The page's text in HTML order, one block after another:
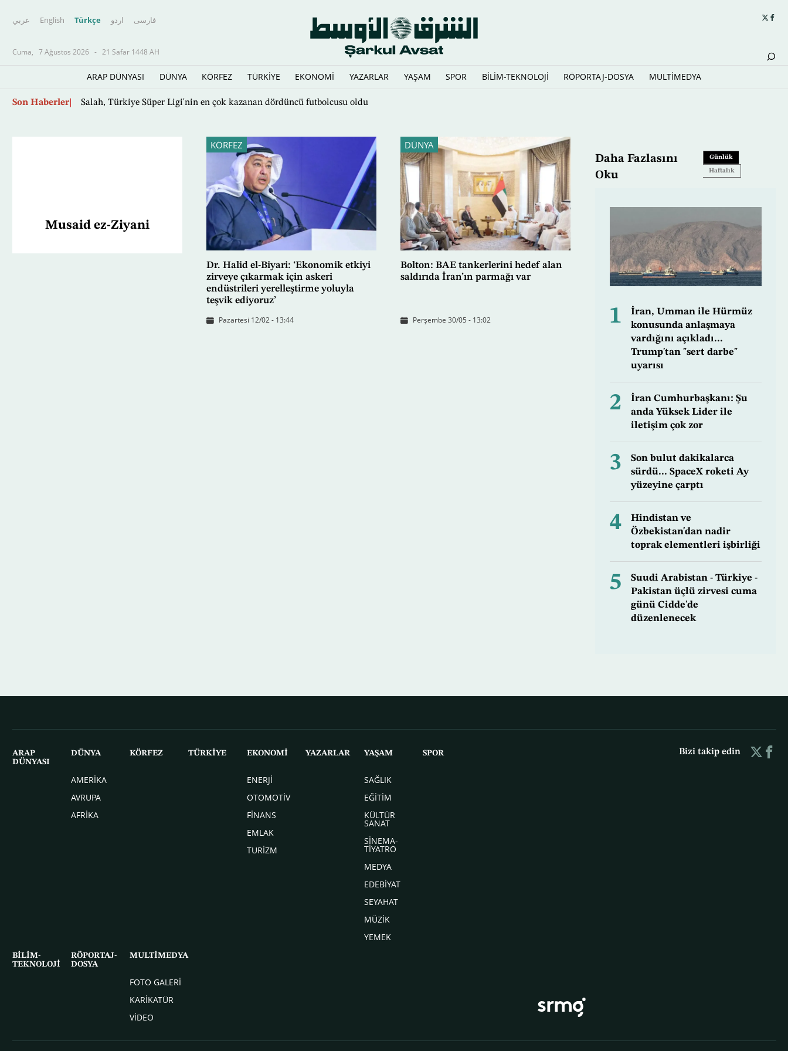
عربي English Türkçe اردو فارسى
Cuma, 7 Ağustos 2026 - 21 Safar 1448 AH
ARAP DÜNYASI DÜNYA KÖRFEZ TÜRKİYE EKONOMİ YAZARLAR YAŞAM SPOR BİLİM-TEKNOLOJİ RÖPORTAJ-DOSYA MULTİMEDYA
Ana
Son Haberler Salah, Türkiye Süper Ligi'nin en çok kazanan dördüncü futbolcusu oldu
Musaid ez-Ziyani
KÖRFEZ
Dr. Halid el-Biyari: ‘Ekonomik etkiyi
zirveye çıkarmak için askeri
endüstrileri yerelleştirme yoluyla
teşvik ediyoruz’
Pazartesi 12/02 - 13:44
DÜNYA
Bolton: BAE tankerlerini hedef alan
saldırıda İran’ın parmağı var
Perşembe 30/05 - 13:02
Daha Fazlasını
Oku
Günlük
Haftalık
1
İran, Umman ile Hürmüz
konusunda anlaşmaya
vardığını açıkladı...
Trump'tan "sert darbe"
uyarısı
2
İran Cumhurbaşkanı: Şu
anda Yüksek Lider ile
iletişim çok zor
3
Son bulut dakikalarca
sürdü... SpaceX roketi Ay
yüzeyine çarptı
4
Hindistan ve
Özbekistan'dan nadir
toprak elementleri işbirliği
5
Suudi Arabistan - Türkiye -
Pakistan üçlü zirvesi cuma
günü Cidde'de
düzenlenecek
ARAP
DÜNYASI
DÜNYA
AMERİKA
AVRUPA
AFRİKA
KÖRFEZ TÜRKİYE EKONOMİ
ENERJİ
OTOMOTİV
FİNANS
EMLAK
TURİZM
YAZARLAR YAŞAM
SAĞLIK
EĞİTİM
KÜLTÜR
SANAT
SİNEMA-
TİYATRO
MEDYA
EDEBİYAT
SEYAHAT
MÜZİK
YEMEK
SPOR
BİLİM-
TEKNOLOJİ
RÖPORTAJ-
DOSYA
MULTİMEDYA
FOTO GALERİ
KARİKATÜR
VİDEO
Bizi takip edin